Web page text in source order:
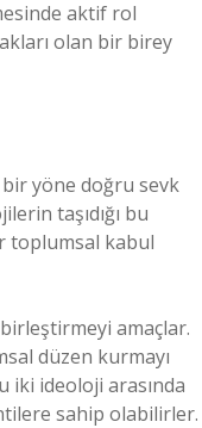
aktif rol
olan bir birey
bir yöne doğru sevk
taşıdığı bu
toplumsal kabul
amaçlar.
düzen kurmayı
iki ideoloji arasında
sahip olabilirler.